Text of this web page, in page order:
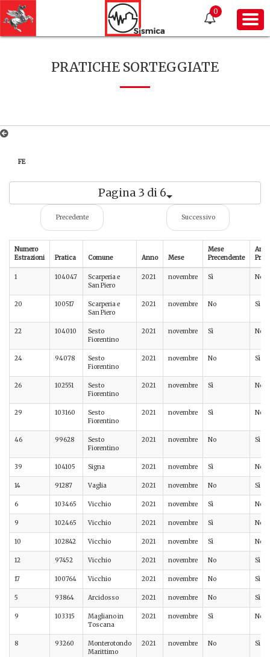
0
PRATICHE SORTEGGIATE
FE
Pagina 3 di 6
Precedente Successivo
Numero
Estrazioni
Pratica Comune Anno Mese
Mese
Precendente
1 104047
Scarperia e
San Piero
2021 novembre Sì No
20 100517
Scarperia e
San Piero
2021 novembre No Sì
22 104010
Sesto
Fiorentino
2021 novembre Sì No
24 94078
Sesto
Fiorentino
2021 novembre No Sì
26 102551
Sesto
Fiorentino
2021 novembre Sì No
29 103160
Sesto
Fiorentino
2021 novembre Sì No
46 99628
Sesto
Fiorentino
2021 novembre No Sì
39 104105 Signa 2021 novembre Sì No
14 91287 Vaglia 2021 novembre No Sì
6 103465 Vicchio 2021 novembre Sì No
9 102465 Vicchio 2021 novembre Sì No
10 102842 Vicchio 2021 novembre Sì No
12 97452 Vicchio 2021 novembre No Sì
17 100764 Vicchio 2021 novembre No Sì
5 93864 Arcidosso 2021 novembre No Sì
9 103315
Magliano in
Toscana
2021 novembre Sì No
8 93260
Monterotondo
Marittimo
2021 novembre No Sì